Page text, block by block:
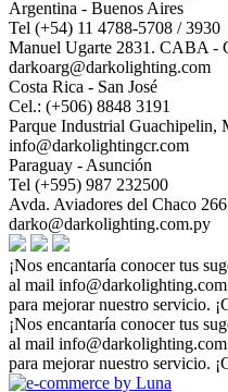
Argentina - Buenos Aires
Tel (+54) 11 4788-5708 / 3930
Manuel Ugarte 2831. CABA -
darkoarg@darkolighting.com
Costa Rica - San José
Cel.: (+506) 8848 3191
Parque Industrial Guachipelin,
info@darkolightingcr.com
Paraguay - Asunción
Tel (+595) 987 232500
Avda. Aviadores del Chaco
darko@darkolighting.com.py
¡Nos encantaría conocer tus
al mail info@darkolighting.com
para mejorar nuestro servicio.
¡Nos encantaría conocer tus
al mail info@darkolighting.com
para mejorar nuestro servicio.